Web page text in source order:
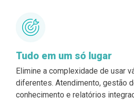
Tudo em um só lugar
Elimine a complexidade de usar
diferentes. Atendimento, gestão
conhecimento e relatórios